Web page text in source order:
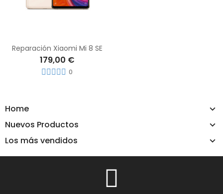
Home
Nuevos Productos
Los más vendidos
Reparación Xiaomi Mi 8 SE
179,00 €
0